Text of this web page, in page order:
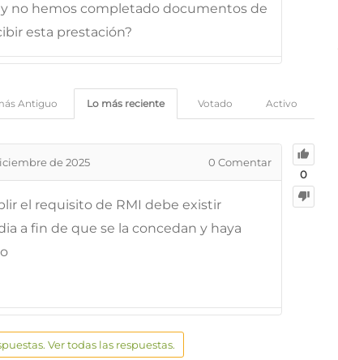
no hemos completado documentos de
esta prestación?
Activo
Votado
Lo más reciente
Antiguo
0
de 2025 0 Comentar
el requisito de RMI debe existir
a fin de que se la concedan y haya
Ver todas las respuestas.